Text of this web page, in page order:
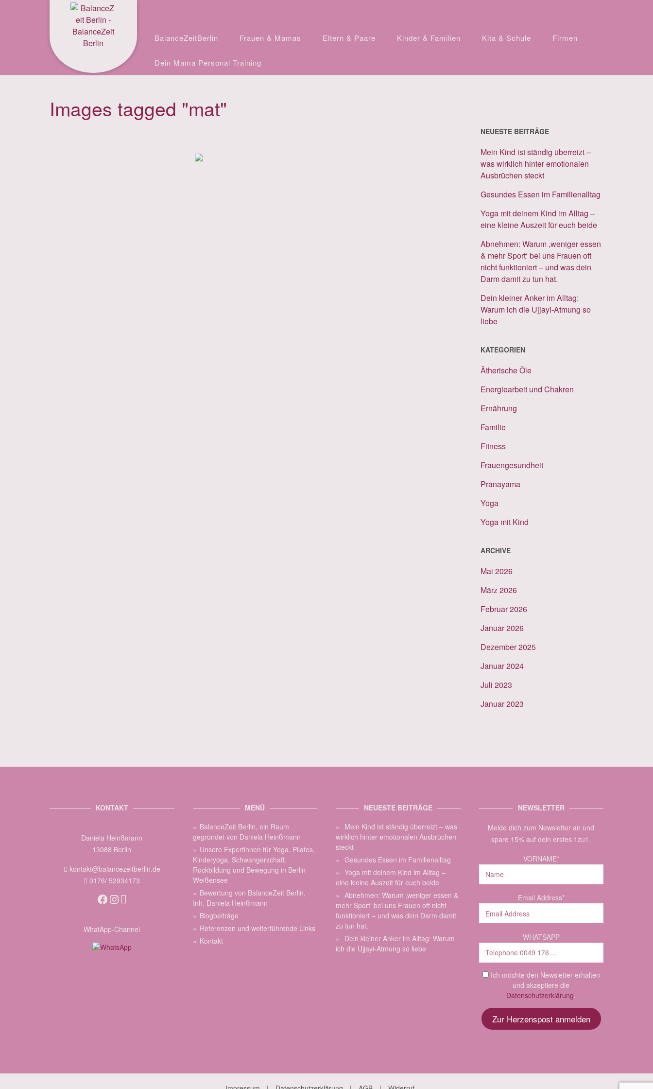
Facebook
Instagram
BalanceZeitBerlin Frauen & Mamas Eltern & Paare Kinder & Familien Kita & Schule Firmen
Dein Mama Personal Training
Images tagged "mat"
NEUESTE BEITRÄGE
Mein Kind ist ständig überreizt –
was wirklich hinter emotionalen
Ausbrüchen steckt
Gesundes Essen im Familienalltag
Yoga mit deinem Kind im Alltag –
eine kleine Auszeit für euch beide
Abnehmen: Warum ‚weniger essen
& mehr Sport‘ bei uns Frauen oft
nicht funktioniert – und was dein
Darm damit zu tun hat.
Dein kleiner Anker im Alltag:
Warum ich die Ujjayi-Atmung so
liebe
KATEGORIEN
Ätherische Öle
Energiearbeit und Chakren
Ernährung
Familie
Fitness
Frauengesundheit
Pranayama
Yoga
Yoga mit Kind
ARCHIVE
Mai 2026
März 2026
Februar 2026
Januar 2026
Dezember 2025
Januar 2024
Juli 2023
Januar 2023
KONTAKT
Daniela Heinßmann
13088 Berlin
kontakt@balancezeitberlin.de
0176/ 52934173
Facebook
Instagram
WhatApp-Channel
MENÜ
BalanceZeit Berlin, ein Raum
gegründet von Daniela Heinßmann
Unsere Expertinnen für Yoga, Pilates,
Kinderyoga, Schwangerschaft,
Rückbildung und Bewegung in Berlin-
Weißensee
Bewertung von BalanceZeit Berlin,
Inh. Daniela Heinßmann
Blogbeiträge
Referenzen und weiterführende Links
Kontakt
NEUESTE BEITRÄGE
Mein Kind ist ständig überreizt – was
wirklich hinter emotionalen Ausbrüchen
steckt
Gesundes Essen im Familienalltag
Yoga mit deinem Kind im Alltag –
eine kleine Auszeit für euch beide
Abnehmen: Warum ‚weniger essen &
mehr Sport‘ bei uns Frauen oft nicht
funktioniert – und was dein Darm damit
zu tun hat.
Dein kleiner Anker im Alltag: Warum
ich die Ujjayi-Atmung so liebe
NEWSLETTER
Melde dich zum Newsletter an und
spare 15% auf dein erstes 1zu1.
VORNAME*
Email Address*
WHATSAPP
Ich möchte den Newsletter erhalten
und akzeptiere die
Datenschutzerklärung.